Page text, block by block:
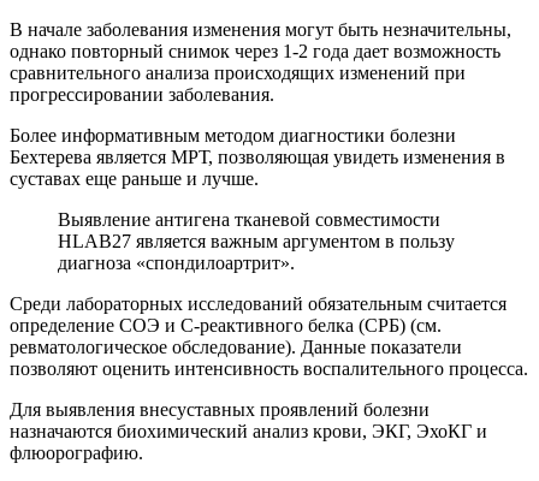
В начале заболевания изменения могут быть незначительны,
однако повторный снимок через 1-2 года дает возможность
сравнительного анализа происходящих изменений при
прогрессировании заболевания.
Более информативным методом диагностики болезни
Бехтерева является МРТ, позволяющая увидеть изменения в
суставах еще раньше и лучше.
Выявление антигена тканевой совместимости
HLAB27 является важным аргументом в пользу
диагноза «спондилоартрит».
Среди лабораторных исследований обязательным считается
определение СОЭ и C-реактивного белка (СРБ) (см.
ревматологическое обследование). Данные показатели
позволяют оценить интенсивность воспалительного процесса.
Для выявления внесуставных проявлений болезни
назначаются биохимический анализ крови, ЭКГ, ЭхоКГ и
флюорографию.